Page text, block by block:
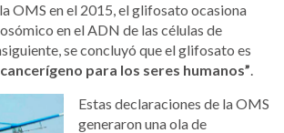
OMS en el 2015, el glifosato ocasiona
en el ADN de las células de
se concluyó que el glifosato es
para los seres humanos”.
Estas declaraciones de la OMS
generaron una ola de